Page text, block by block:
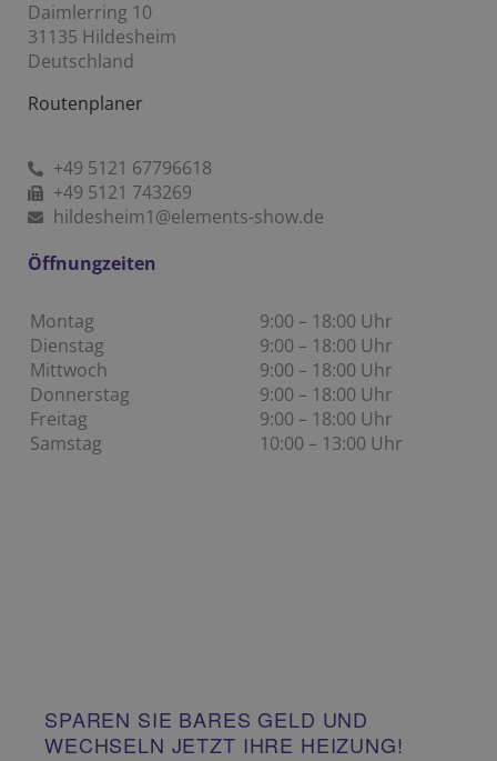
Daimlerring 10
31135 Hildesheim
Deutschland
Routenplaner
+49 5121 67796618
+49 5121 743269
hildesheim1@elements-show.de
Öffnungzeiten
Montag
Dienstag
Mittwoch
Donnerstag
Freitag
Samstag
9:00 – 18:00 Uhr
9:00 – 18:00 Uhr
9:00 – 18:00 Uhr
9:00 – 18:00 Uhr
9:00 – 18:00 Uhr
10:00 – 13:00 Uhr
SPAREN SIE BARES GELD UND
WECHSELN JETZT IHRE HEIZUNG!